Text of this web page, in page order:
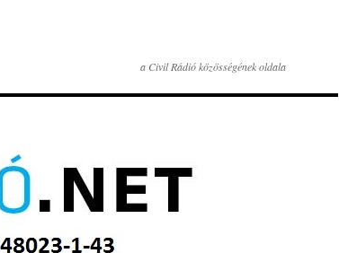
a Civil Rádió közösségének oldala